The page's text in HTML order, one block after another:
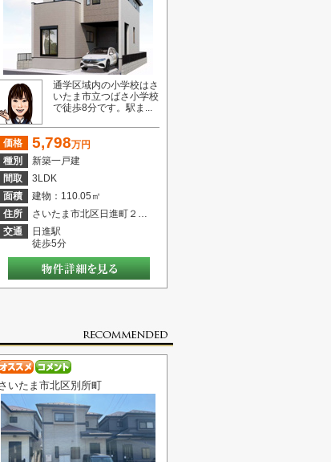
通学区域内の小学校はさ
いたま市立つばさ小学校
で徒歩8分です。駅ま...
価格 5,798万円
種別
新築一戸建
間取
3LDK
面積
建物：110.05㎡
住所
さいたま市北区日進町２丁目
交通
日進駅
徒歩5分
いたま市北区別所町